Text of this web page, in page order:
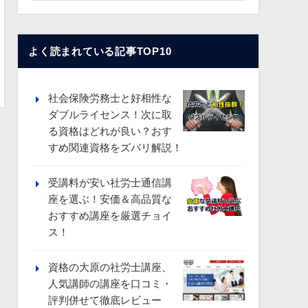
よく読まれている記事TOP10
社会保険労務士と好相性な
ダブルライセンス！次に取
る資格はどれが良い？おす
すめ関連資格をズバリ解説！
受講料が安い社労士通信講
座を選ぶ！安価＆高品質な
おすすめ講座を厳選チョイ
ス！
資格の大原の社労士講座、
人気講師の講座を口コミ・
評判併せて徹底レビュー